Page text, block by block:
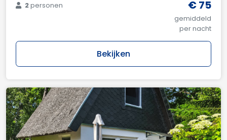
2personen € 75
gemiddeld
per nacht
Bekijken